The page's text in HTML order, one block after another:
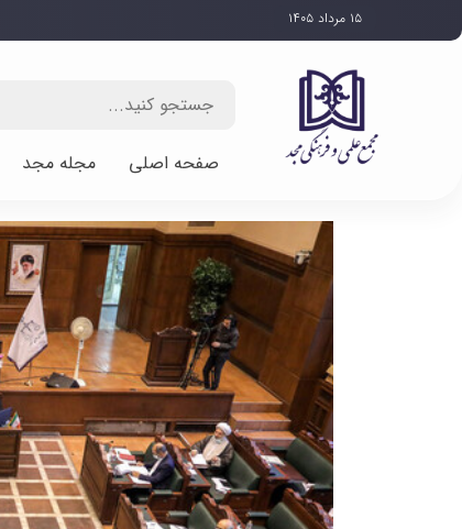
۱۵ مرداد ۱۴۰۵
صفحه اصلی مجله مجد